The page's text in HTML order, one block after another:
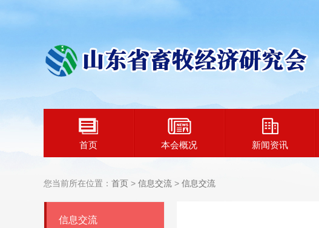
首页 本会概况 新闻资讯
您当前所在位置： 首页 > 信息交流 > 信息交流
信息交流